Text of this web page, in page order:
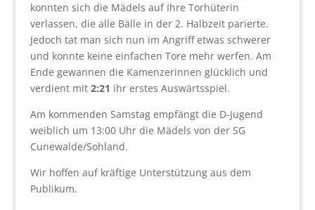
konnten sich die Mädels auf Ihre Torhüterin
verlassen, die alle Bälle in der 2. Halbzeit parierte.
Jedoch tat man sich nun im Angriff etwas schwerer
und konnte keine einfachen Tore mehr werfen. Am
Ende gewannen die Kamenzerinnen glücklich und
verdient mit 2:21 ihr erstes Auswärtsspiel.
Am kommenden Samstag empfängt die D-Jugend
weiblich um 13:00 Uhr die Mädels von der SG
Cunewalde/Sohland.
Wir hoffen auf kräftige Unterstützung aus dem
Publikum.